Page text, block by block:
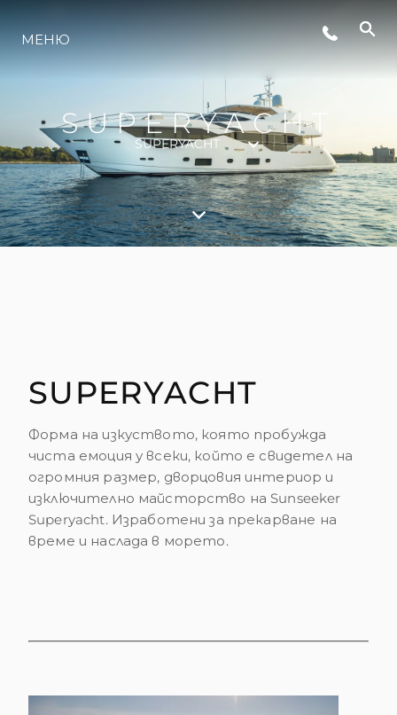
СЪБИТИЯ
ИНОВАЦИЯ
НАСЛЕДСТВО
ОЦЕНЕТЕ ВАШАТА ЯХТА
МЕНЮ
SUPERYACHT
SUPERYACHT
SUPERYACHT
Форма на изкуството, която пробужда
чиста емоция у всеки, който е свидетел на
огромния размер, дворцовия интериор и
изключително майсторство на Sunseeker
Superyacht. Изработени за прекарване на
време и наслада в морето.